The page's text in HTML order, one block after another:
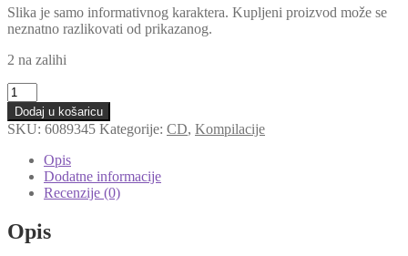
Slika je samo informativnog karaktera. Kupljeni proizvod može se
neznatno razlikovati od prikazanog.
2 na zalihi
Razni
Izvođači
-
Veliki
Hitovi
Djecu,
Originalnih
Pjesama
Dodaj u košaricu
SKU: 6089345 Kategorije: CD, Kompilacije
Opis
Dodatne informacije
Recenzije (0)
Opis